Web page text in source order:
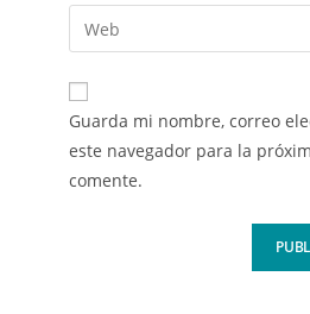
Guarda mi nombre, correo
este navegador para la
comente.